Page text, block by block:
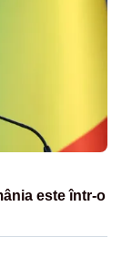
este într-o